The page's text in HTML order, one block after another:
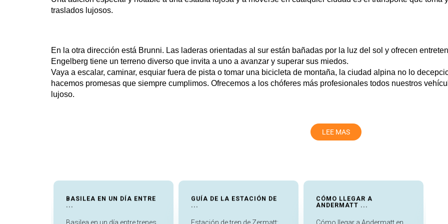
traslados lujosos.
En la otra dirección está Brunni. Las laderas orientadas al sur están bañadas por la luz del sol y ofrecen
Engelberg tiene un terreno diverso que invita a uno a avanzar y superar sus miedos.
Vaya a escalar, caminar, esquiar fuera de pista o tomar una bicicleta de montaña, la ciudad alpina no lo
hacemos promesas que siempre cumplimos. Ofrecemos a los chóferes más profesionales todos nuestros
lujoso.
Es por eso que ofrecemos servicios premium de limusina con chofer en Engelberg para nuestros huéspedes.
cenar, especialmente en Titlis y Brunni. Queremos que solo se preocupe por decidir dónde comer y adónde ir de
Deje el resto en manos de nuestros choferes profesionales. No todo el mundo aprecia que sus viajes sean un
les gusta mantener sus planes de vacaciones fuera del radar social. Respetamos esto y hacemos todo lo
LEE MAS
BASILEA EN UN DÍA ENTRE
...
GUÍA DE LA ESTACIÓN DE
...
CÓMO LLEGAR A
ANDERMATT ...